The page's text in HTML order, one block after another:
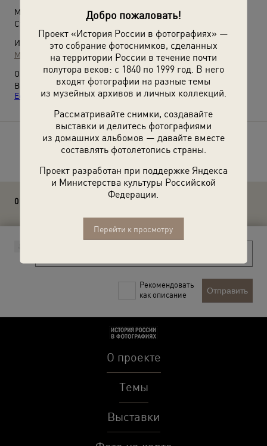
Добро пожаловать!
Проект «История России в фотографиях» —
это собрание фотоснимков, сделанных
на территории России в течение почти
полутора веков: с 1840 по 1999 год. В него
входят фотографии на разные темы
из музейных архивов и личных коллекций.
Рассматривайте снимки, создавайте
выставки и делитесь фотографиями
из домашних альбомов — давайте вместе
составлять фотолетопись страны.
Проект разработан при поддержке Яндекса
и Министерства культуры Российской
Федерации.
Перейти к просмотру
Место съемки:
Ставропольский край, г. Кисловодск
Источники:
МАММ / МДФ
О фотографии:
Выставка
«Кавказские Минеральные Воды: Кисловодск,
Ессентуки, Пятигорск, Железноводск»с этой фотографией.
Расскажите друзьям об этом фото
0 комментариев
Рекомендовать
как описание
Отправить
О проекте
Темы
Выставки